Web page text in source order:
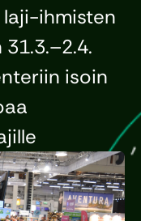
ihmisten
isoin